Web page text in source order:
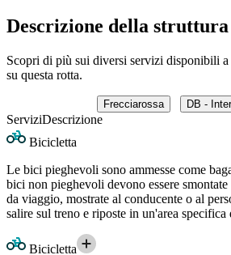
Descrizione della struttura
Scopri di più sui diversi servizi disponibili
su questa rotta.
Frecciarossa DB -
ServiziDescrizione
Bicicletta
Le bici pieghevoli sono ammesse come
bici non pieghevoli devono essere
da viaggio, mostrate al conducente o al
salire sul treno e riposte in un'area specifica
Bicicletta